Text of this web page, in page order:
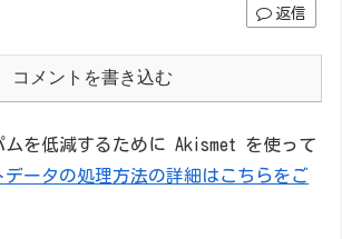
返信
コメントを書き込む
ムを低減するために Akismet を使って
データの処理方法の詳細はこちらをご